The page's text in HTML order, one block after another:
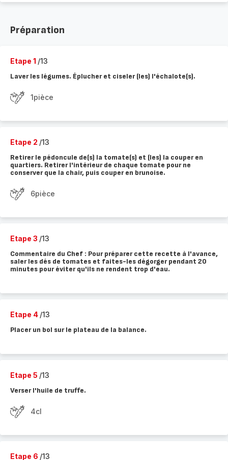
Préparation
Etape 1 /13
Laver les légumes. Éplucher et ciseler (les) l'échalote(s).
1pièce
Etape 2 /13
Retirer le pédoncule de(s) la tomate(s) et (les) la couper en
quartiers. Retirer l'intérieur de chaque tomate pour ne
conserver que la chair, puis couper en brunoise.
6pièce
Etape 3 /13
Commentaire du Chef : Pour préparer cette recette à l'avance,
saler les dés de tomates et faites-les dégorger pendant 20
minutes pour éviter qu'ils ne rendent trop d'eau.
Etape 4 /13
Placer un bol sur le plateau de la balance.
Etape 5 /13
Verser l'huile de truffe.
4cl
Etape 6 /13